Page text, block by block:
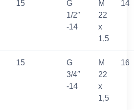
15
G
1/2″
-14
M
22
x
1,5
14
15
G
3/4″
-14
M
22
x
1,5
16